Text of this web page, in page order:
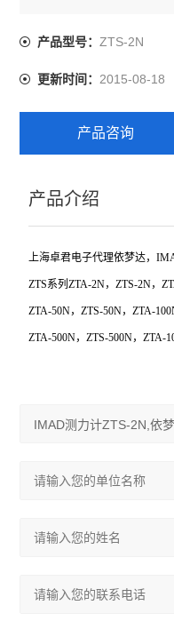
CHATILLON查狄伦
产品型号：ZTS-2N
更新时间：2015-08-18
产品咨询
产品介绍
上海卓君电子代理依梦达，
ZTS系列ZTA-2N，ZTS-2N，
ZTA-50N，ZTS-50N，ZTA-
ZTA-500N，ZTS-500N，ZTA-